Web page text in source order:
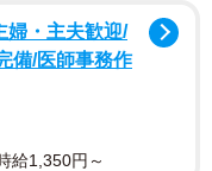
婦・主夫歓迎/
備/医師事務作
給1,350円～